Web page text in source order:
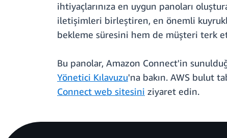
ihtiyaçlarınıza en uygun panoları
iletişimleri birleştiren, en önemli
bekleme süresini hem de müşteri terk
Bu panolar, Amazon Connect'in
Yönetici Kılavuzu'na bakın. AWS bulut
Connect web sitesini ziyaret edin.